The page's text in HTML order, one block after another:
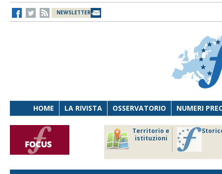
NEWSLETTER
HOME LA RIVISTA OSSERVATORIO NUMERI
Territorio e
istituzioni